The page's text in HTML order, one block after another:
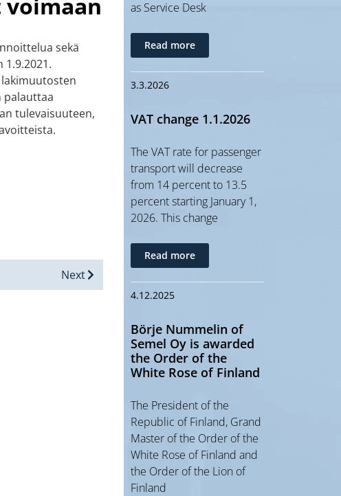
sekä
palauttaa
tulevaisuuteen,
Next
as Service Desk
Read more
3.3.2026
VAT change 1.1.2026
The VAT rate for passenger
transport will decrease
from 14 percent to 13.5
percent starting January 1,
2026. This change
Read more
4.12.2025
Börje Nummelin of
Semel Oy is awarded
the Order of the
White Rose of Finland
The President of the
Republic of Finland, Grand
Master of the Order of the
White Rose of Finland and
the Order of the Lion of
Finland